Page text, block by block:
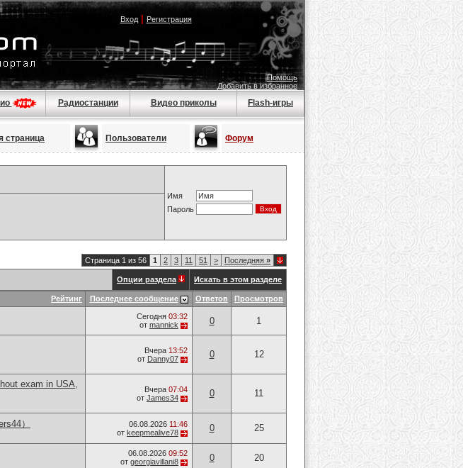
Вход| Регистрация
Помощь
Добавить в избранное
Радиостанции Видео приколы Flash-игры
страница Пользователи Форум
Имя
Пароль
Страница 1 из 56 1 2 3 11 51 > Последняя »
Опции раздела Искать в этом разделе
Рейтинг Последнее сообщение Ответов Просмотров
Сегодня 03:32
от mannick 0 1
Вчера 13:52
от Danny07 0 12
exam in USA,
Вчера 07:04
от James34 0 11
） 06.08.2026 11:46
от keepmealive78 0 25
06.08.2026 09:52
от georgiavillani8 0 20